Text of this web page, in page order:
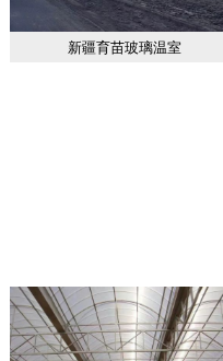
新疆育苗玻璃温室